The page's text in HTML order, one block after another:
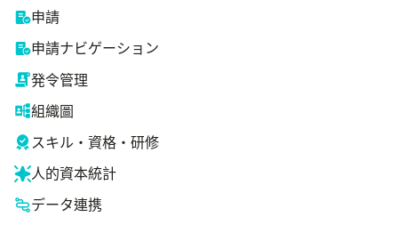
申請
申請ナビゲーション
発令管理
組織圖
スキル・資格・研修
人的資本統計
データ連携